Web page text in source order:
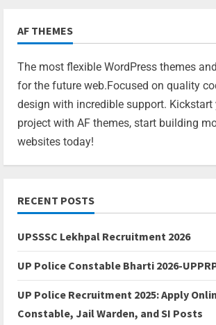
AF THEMES
The most flexible WordPress themes
for the future web.Focused on quality
design with incredible support. Kickstart
project with AF themes, start building
websites today!
RECENT POSTS
UPSSSC Lekhpal Recruitment 2026
UP Police Constable Bharti 2026-
UP Police Recruitment 2025: Apply
Constable, Jail Warden, and SI Posts